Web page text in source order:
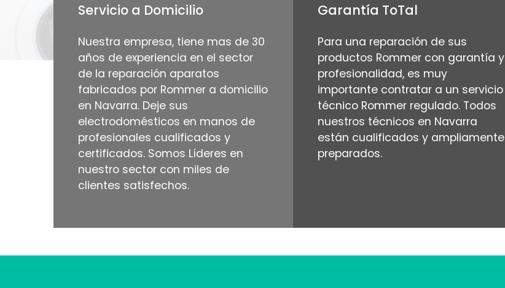
Servicio a Domicilio
Nuestra empresa, tiene mas de 30
años de experiencia en el sector
de la reparación aparatos
fabricados por Rommer a domicilio
en Navarra. Deje sus
electrodomésticos en manos de
profesionales cualificados y
certificados. Somos Líderes en
nuestro sector con miles de
clientes satisfechos.
Garantía ToTal
Para una reparación de sus
productos Rommer con garantía y
profesionalidad, es muy
importante contratar a un servicio
técnico Rommer regulado. Todos
nuestros técnicos en Navarra
están cualificados y ampliamente
preparados.